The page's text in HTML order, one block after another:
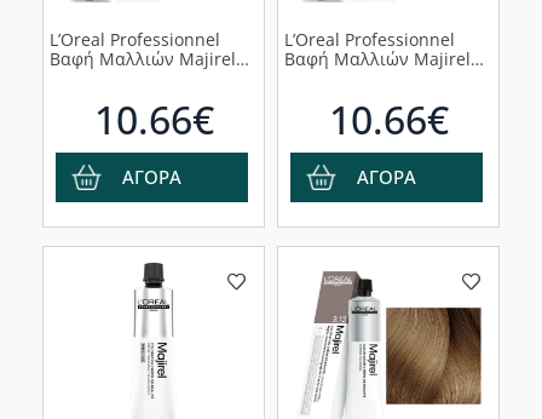
L’Oreal Professionnel
Βαφή Μαλλιών Majirel
10.66€
ΑΓΟΡΑ
L’Oreal Professionnel
Βαφή Μαλλιών Majirel
10.66€
ΑΓΟΡΑ